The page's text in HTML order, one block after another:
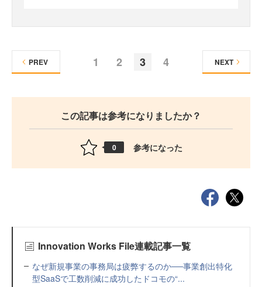
1 2 3 4
PREV NEXT
この記事は参考になりましたか？
0 参考になった
Innovation Works File連載記事一覧
なぜ新規事業の事務局は疲弊するのか──事業創出特化
型SaaSで工数削減に成功したドコモの“...